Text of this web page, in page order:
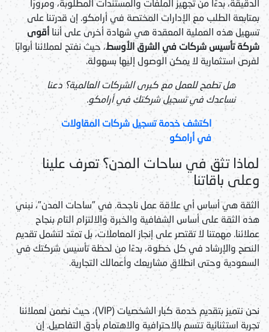
الدقيقة، بدءًا من تجهيز الملفات والمستندات المطلوبة، ومرورًا
بمتابعة الطلب مع الإدارات المختصة في أرامكو. إن قدرتنا على
تسهيل هذه العملية المعقدة هي شهادة أخرى على أننا أقوى
شركة تأسيس شركات في الشرق الأوسط، حيث نفتح لعملائنا أبوابًا
لفرص استثمارية لا يمكن الوصول إليها بسهولة.
هل تطمح للعمل مع كبرى الشركات العالمية؟ دعنا
نساعدك في تسجيل شركتك في أرامكو.
اكتشف خدمة تسجيل شركات المقاولات
في أرامكو
لماذا تثق في ساحات المدن؟ تعرف علينا
وعلى باقاتنا
الثقة هي أساس أي علاقة عمل ناجحة. في "ساحات المدن"، نبني
هذه الثقة على أساس الشفافية والخبرة والالتزام التام بنجاح
عملائنا. مهمتنا لا تقتصر على إنجاز المعاملات، بل تمتد لتشمل تقديم
النصح والإرشاد في كل خطوة، بدءًا من لحظة تأسيس شركتك في
السعودية وحتى انطلاق مشاريعك وأعمالك التجارية.
نحن نتميز بتقديم خدمة كبار الشخصيات (VIP)، حيث نضمن لعملائنا
تجربة استثنائية تتسم بالاحترافية والاهتمام بأدق التفاصيل. إن